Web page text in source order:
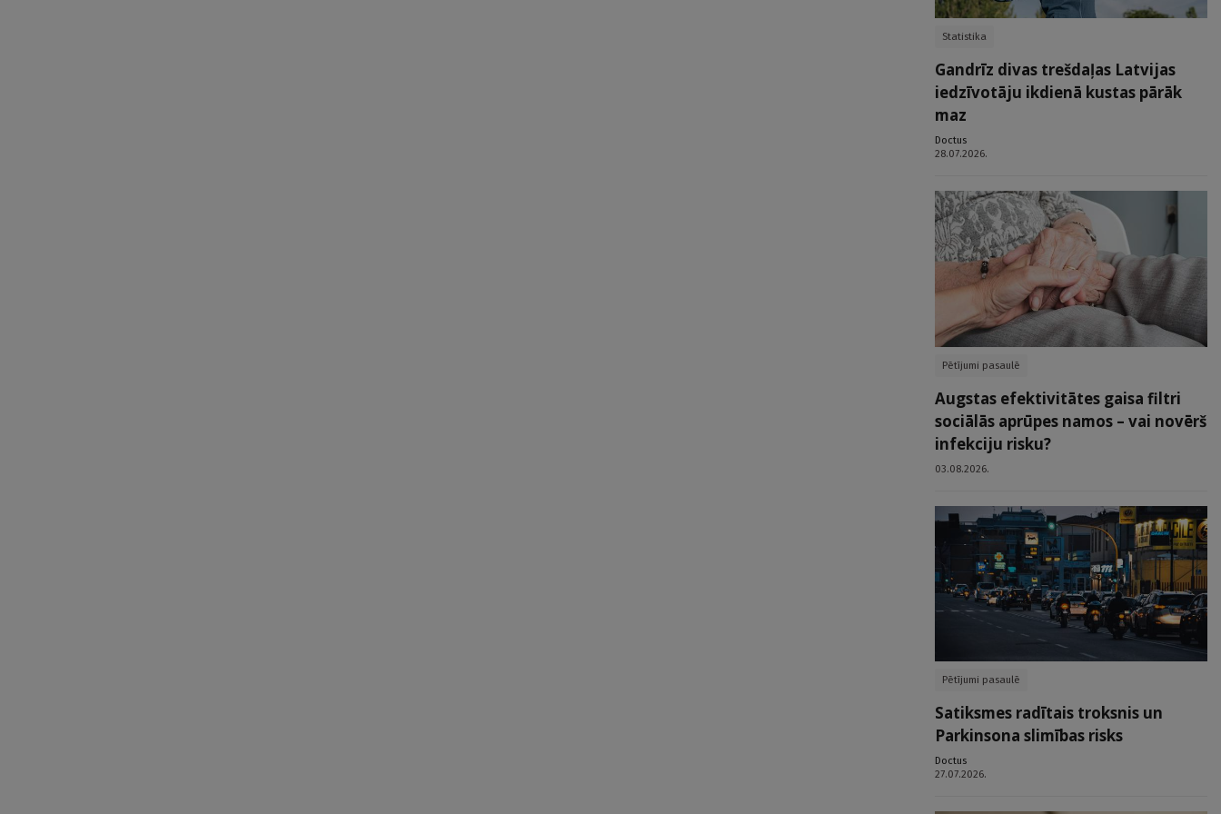
Statistika
Gandrīz divas trešdaļas Latvijas
iedzīvotāju ikdienā kustas pārāk
maz
Doctus
28.07.2026.
Pētījumi pasaulē
Augstas efektivitātes gaisa filtri
sociālās aprūpes namos – vai novērš
infekciju risku?
03.08.2026.
Pētījumi pasaulē
Satiksmes radītais troksnis un
Parkinsona slimības risks
Doctus
27.07.2026.